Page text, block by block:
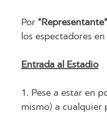
Por “Representante”
los espectadores
Entrada al Estadio
1. Pese a estar en
mismo) a cualquier